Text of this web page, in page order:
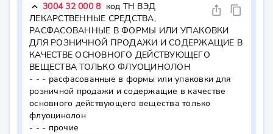
ios_share content_copy
keyboard_arrow_down 3004 32 000 8 код ТН ВЭД
ЛЕКАРСТВЕННЫЕ СРЕДСТВА,
РАСФАСОВАННЫЕ В ФОРМЫ ИЛИ УПАКОВКИ
ДЛЯ РОЗНИЧНОЙ ПРОДАЖИ И СОДЕРЖАЩИЕ В
КАЧЕСТВЕ ОСНОВНОГО ДЕЙСТВУЮЩЕГО
ВЕЩЕСТВА ТОЛЬКО ФЛУОЦИНОЛОН
- - - расфасованные в формы или упаковки для
розничной продажи и содержащие в качестве
основного действующего вещества только
флуоцинолон
- - - прочие